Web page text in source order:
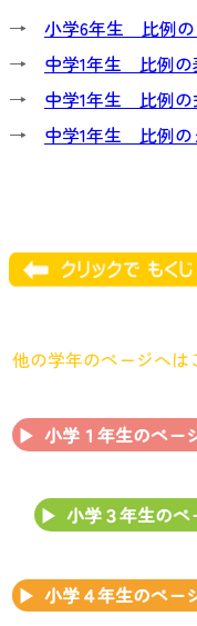
→ 小学6年生 比例の
→ 中学1年生 比例の
→ 中学1年生 比例の
→ 中学1年生 比例の
他の学年のページへ
小学１年生のペー
小学３年生のペ
小学４年生のペー